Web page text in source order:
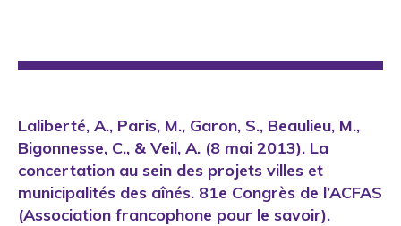
Laliberté, A., Paris, M., Garon, S., Beaulieu, M.,
Bigonnesse, C., & Veil, A. (8 mai 2013). La
concertation au sein des projets villes et
municipalités des aînés. 81e Congrès de l’ACFAS
(Association francophone pour le savoir).